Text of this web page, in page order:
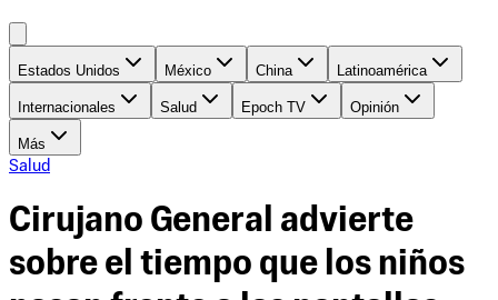
Estados Unidos México China Latinoamérica
Internacionales Salud Epoch TV Opinión
Más
Salud
Cirujano General advierte
sobre el tiempo que los niños